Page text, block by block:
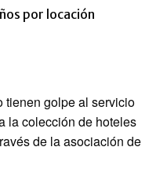
por locación
tienen golpe al servicio
la colección de hoteles
de la asociación de